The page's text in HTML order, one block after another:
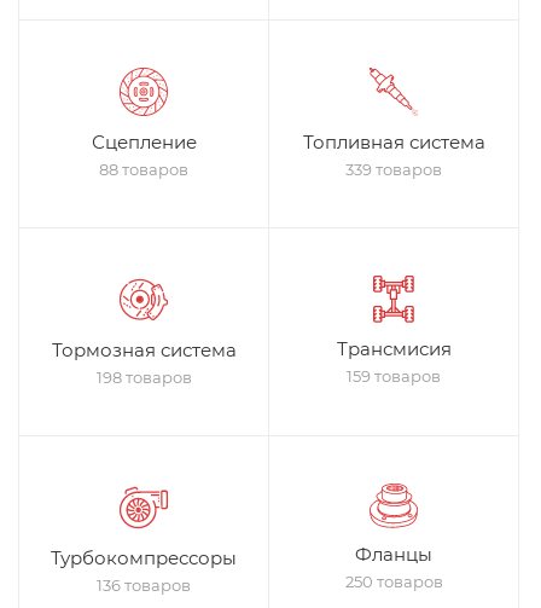
Сцепление
88 товаров
Топливная система
339 товаров
Тормозная система
198 товаров
Трансмисия
159 товаров
Турбокомпрессоры
136 товаров
Фланцы
250 товаров